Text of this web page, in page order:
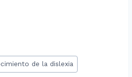
de la dislexia